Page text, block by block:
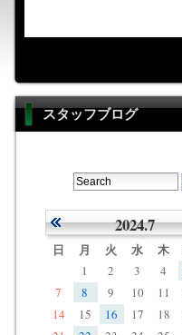
スタッフブログ
2024.7
日 月 火 水 木
1 2 3 4
7
8 9 10 11
14
15 16 17 18